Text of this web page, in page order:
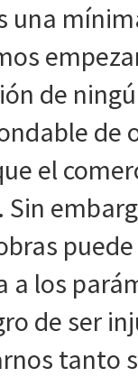
de
de
el
Sin
a los
de ser
tanto